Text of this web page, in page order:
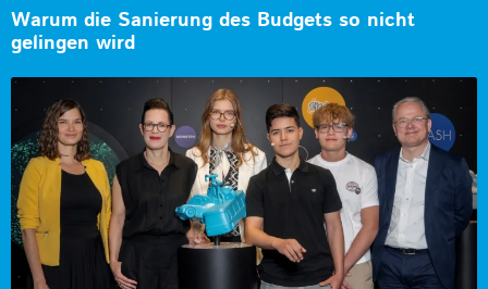
Warum die Sanierung des Budgets so nicht
gelingen wird